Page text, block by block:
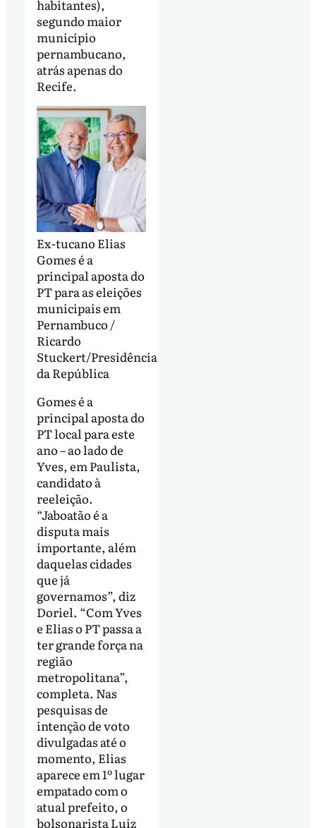
habitantes),
segundo maior
município
pernambucano,
atrás apenas do
Recife.
Ex-tucano Elias
Gomes é a
principal aposta do
PT para as eleições
municipais em
Pernambuco /
Ricardo
Stuckert/Presidência
da República
Gomes é a
principal aposta do
PT local para este
ano – ao lado de
Yves, em Paulista,
candidato à
reeleição.
“Jaboatão é a
disputa mais
importante, além
daquelas cidades
que já
governamos”, diz
Doriel. “Com Yves
e Elias o PT passa a
ter grande força na
região
metropolitana”,
completa. Nas
pesquisas de
intenção de voto
divulgadas até o
momento, Elias
aparece em 1º lugar
empatado com o
atual prefeito, o
bolsonarista Luiz